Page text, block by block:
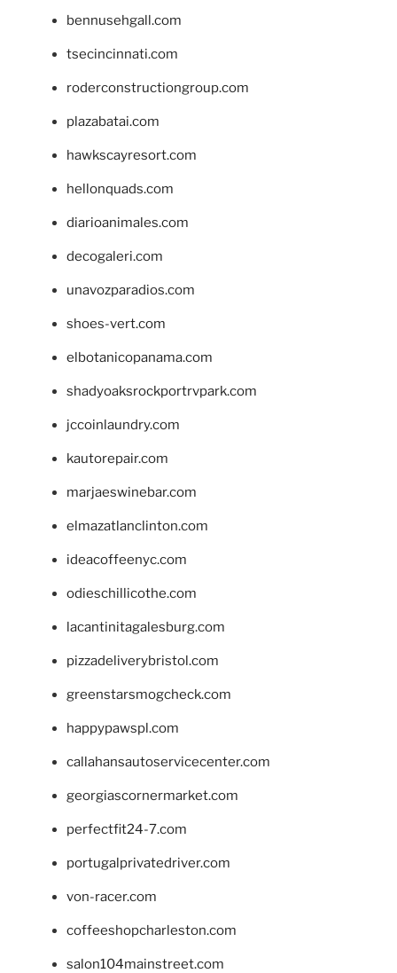
bennusehgall.com
tsecincinnati.com
roderconstructiongroup.com
plazabatai.com
hawkscayresort.com
hellonquads.com
diarioanimales.com
decogaleri.com
unavozparadios.com
shoes-vert.com
elbotanicopanama.com
shadyoaksrockportrvpark.com
jccoinlaundry.com
kautorepair.com
marjaeswinebar.com
elmazatlanclinton.com
ideacoffeenyc.com
odieschillicothe.com
lacantinitagalesburg.com
pizzadeliverybristol.com
greenstarsmogcheck.com
happypawspl.com
callahansautoservicecenter.com
georgiascornermarket.com
perfectfit24-7.com
portugalprivatedriver.com
von-racer.com
coffeeshopcharleston.com
salon104mainstreet.com